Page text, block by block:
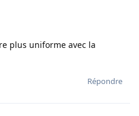
plus uniforme avec la
Répondre